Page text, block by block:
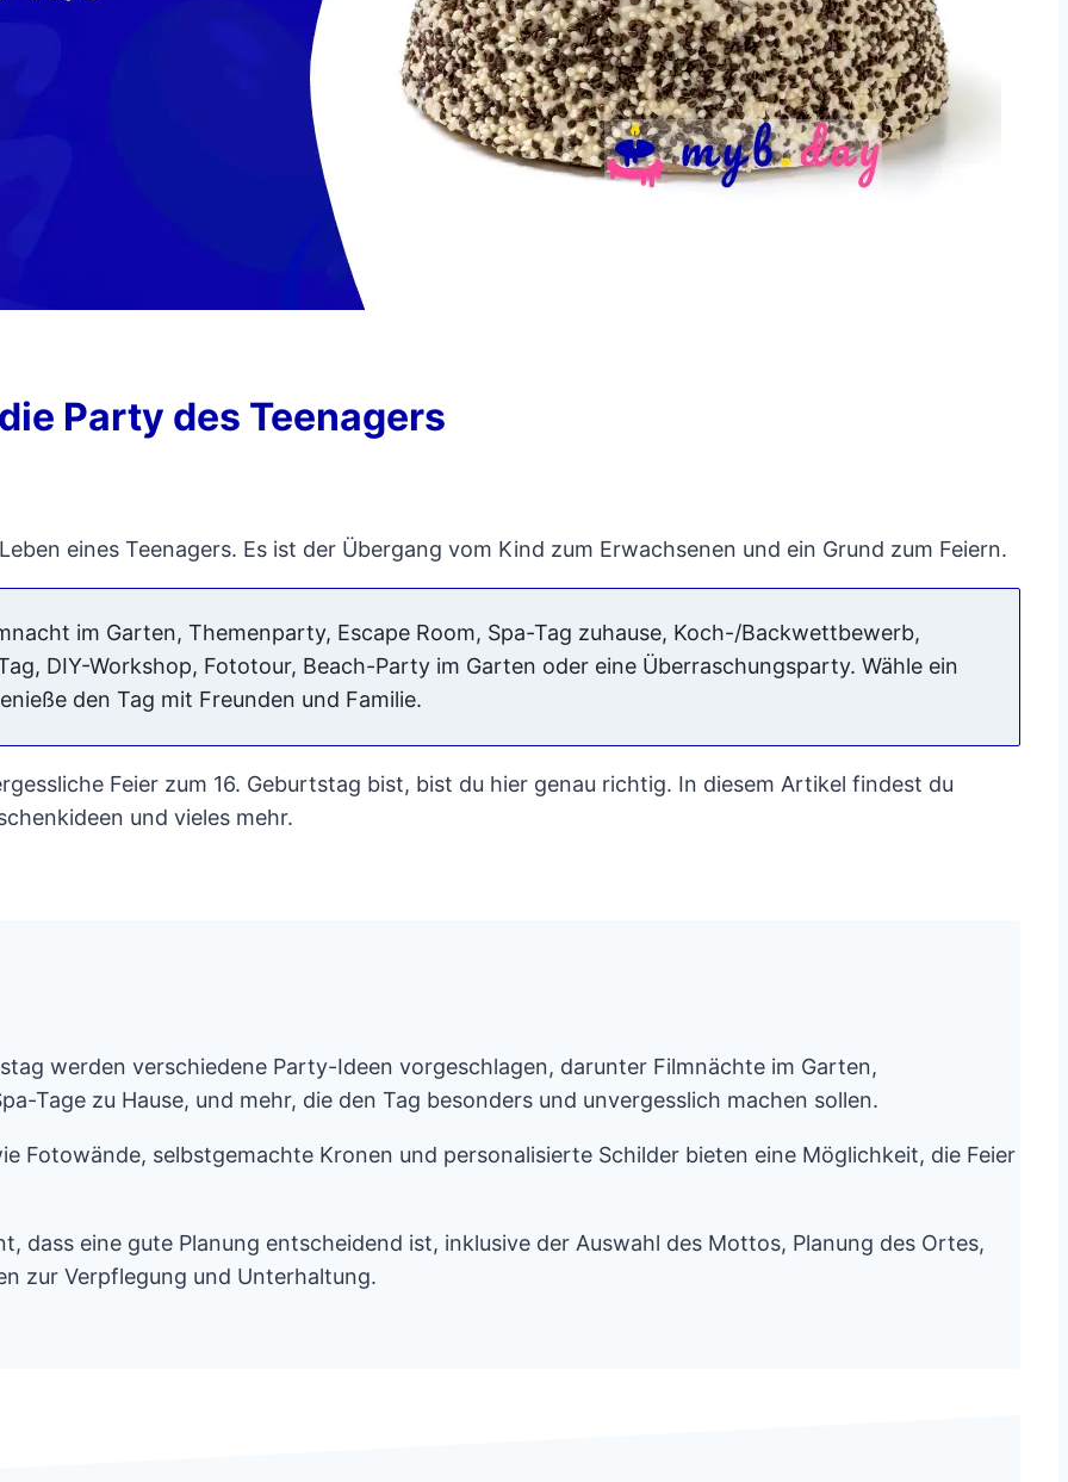
Party des Teenagers
eines Teenagers. Es ist der Übergang vom Kind zum Erwachsenen und ein Grund zum Feiern.
im Garten, Themenparty, Escape Room, Spa-Tag zuhause, Koch-/Backwettbewerb,
DIY-Workshop, Fototour, Beach-Party im Garten oder eine Überraschungsparty. Wähle ein
den Tag mit Freunden und Familie.
Feier zum 16. Geburtstag bist, bist du hier genau richtig. In diesem Artikel findest du
und vieles mehr.
werden verschiedene Party-Ideen vorgeschlagen, darunter Filmnächte im Garten,
Tage zu Hause, und mehr, die den Tag besonders und unvergesslich machen sollen.
Fotowände, selbstgemachte Kronen und personalisierte Schilder bieten eine Möglichkeit, die Feier
dass eine gute Planung entscheidend ist, inklusive der Auswahl des Mottos, Planung des Ortes,
zur Verpflegung und Unterhaltung.